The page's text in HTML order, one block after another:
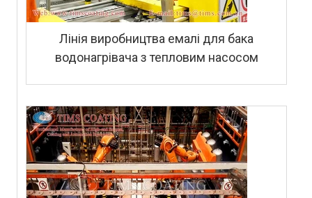
Лінія виробництва емалі для бака
водонагрівача з тепловим насосом